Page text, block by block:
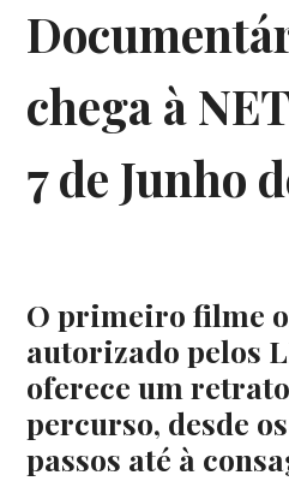
chega à
7 de Junho
O primeiro filme
autorizado pelos
oferece um
percurso, desde
passos até à